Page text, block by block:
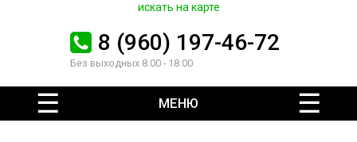
искать на карте
8 (960) 197-46-72
Без выходных 8.00 - 18.00
МЕНЮ